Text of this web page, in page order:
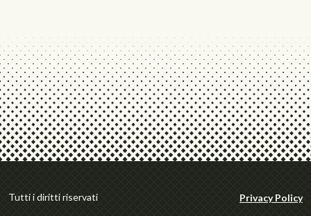
Tutti i diritti riservati Privacy Policy